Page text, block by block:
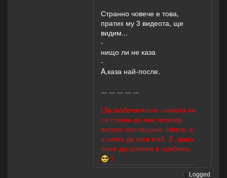
Странно човече е това,
пратих му 3 видеота, ще
видим...
-
нищо ли не каза
-
A,каза най-после.
... ... ... ... ...
(За любопитните - никога не
се стигна до чак толкова
високо заплащане. Няма, а
и няма да има май. Е, дано
поне да успеем в чужбина.
)
Logged